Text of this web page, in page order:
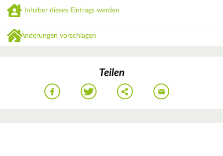
Inhaber dieses Eintrags werden
Änderungen vorschlagen
Teilen